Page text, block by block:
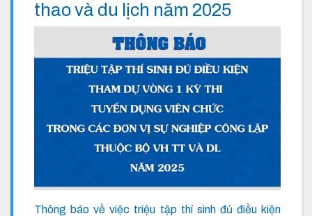
thao và du lịch năm 2025
Thông báo về việc triệu tập thí sinh đủ điều kiện